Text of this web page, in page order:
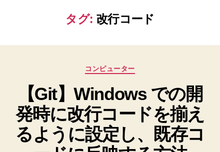
タグ: 改行コード
カ
ゴ
リ
ー
コンピューター
【Git】Windows での開
発時に改行コードを揃え
るように設定し、既存コ